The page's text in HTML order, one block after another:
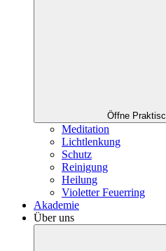
Öffne
Meditation
Lichtlenkung
Schutz
Reinigung
Heilung
Violetter Feuerring
Akademie
Über uns